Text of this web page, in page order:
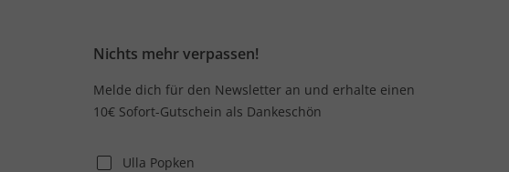
Nichts mehr verpassen!
Melde dich für den Newsletter an und erhalte einen
10€ Sofort-Gutschein als Dankeschön
Ulla Popken